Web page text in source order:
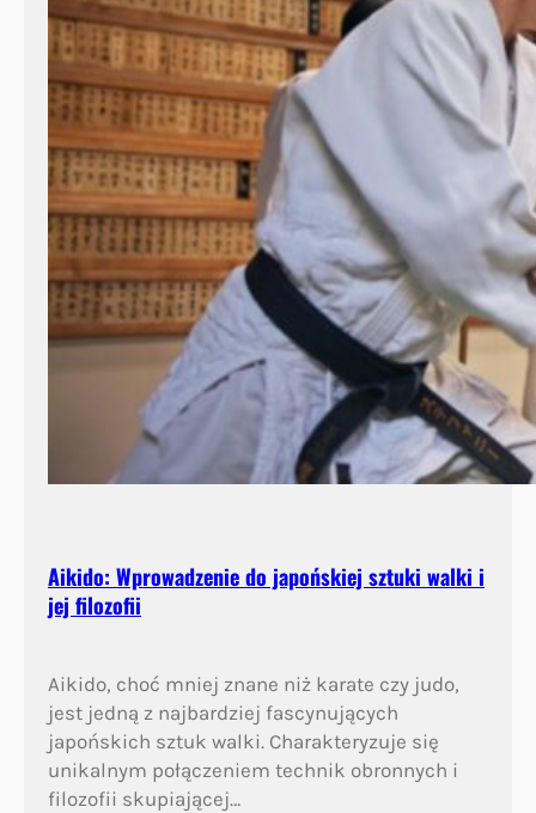
Aikido: Wprowadzenie do japońskiej sztuki walki i
jej filozofii
Aikido, choć mniej znane niż karate czy judo,
jest jedną z najbardziej fascynujących
japońskich sztuk walki. Charakteryzuje się
unikalnym połączeniem technik obronnych i
filozofii skupiającej…